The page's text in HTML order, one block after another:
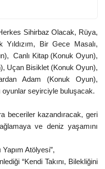
Sihirbaz Olacak, Rüya,
Bir Gece Masalı,
Canlı Kitap (Konuk Oyun),
Uçan Bisiklet (Konuk Oyun),
Adam (Konuk Oyun),
oyunlar seyirciyle buluşacak.
beceriler kazandıracak, geri
ve deniz yaşamını
Yapım Atölyesi”,
“Kendi Takını, Bilekliğini